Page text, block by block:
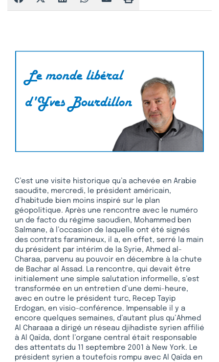
C’est une visite historique qu’a achevée en Arabie
saoudite, mercredi, le président américain,
d’habitude bien moins inspiré sur le plan
géopolitique. Après une rencontre avec le numéro
un de facto du régime saoudien, Mohammed ben
Salmane, à l’occasion de laquelle ont été signés
des contrats faramineux, il a, en effet, serré la main
du président par intérim de la Syrie, Ahmed al-
Charaa, parvenu au pouvoir en décembre à la chute
de Bachar al Assad. La rencontre, qui devait être
initialement une simple salutation informelle, s’est
transformée en un entretien d’une demi-heure,
avec en outre le président turc, Recep Tayip
Erdogan, en visio-conférence. Impensable il y a
encore quelques semaines, d’autant plus qu’Ahmed
Al Charaaa a dirigé un réseau djihadiste syrien affilié
à Al Qaïda, dont l’organe central était responsable
des attentats du 11 septembre 2001 à New York. Le
président syrien a toutefois rompu avec Al Qaïda en